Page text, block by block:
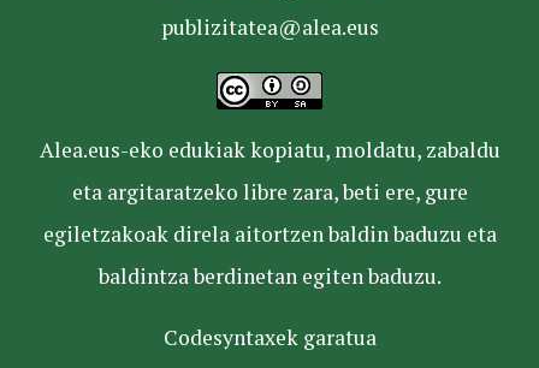
publizitatea@alea.eus
Alea.eus-eko edukiak kopiatu, moldatu, zabaldu
eta argitaratzeko libre zara, beti ere, gure
egiletzakoak direla aitortzen baldin baduzu eta
baldintza berdinetan egiten baduzu.
Codesyntaxek garatua